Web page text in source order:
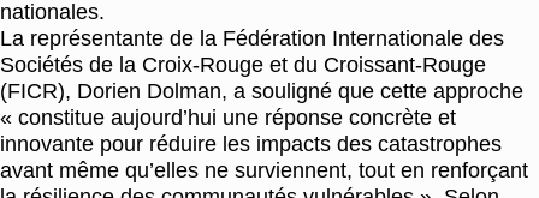
nationales.
La représentante de la Fédération Internationale des
Sociétés de la Croix-Rouge et du Croissant-Rouge
(FICR), Dorien Dolman, a souligné que cette approche
« constitue aujourd’hui une réponse concrète et
innovante pour réduire les impacts des catastrophes
avant même qu’elles ne surviennent, tout en renforçant